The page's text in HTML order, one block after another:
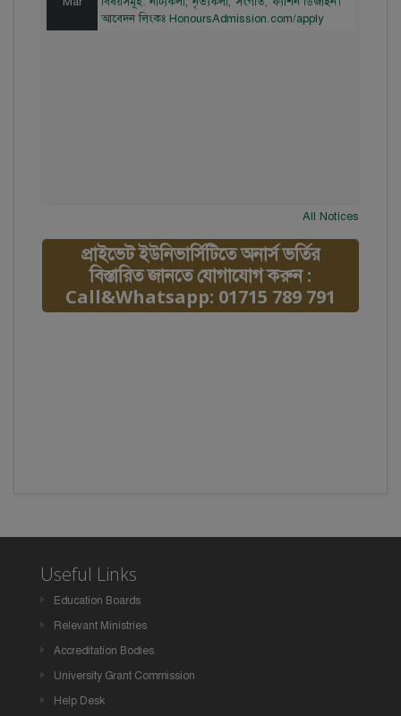
আবেদন লিংকঃ HonoursAdmission.com/apply
All Notices
প্রাইভেট ইউনিভার্সিটিতে অনার্স ভর্তির
বিস্তারিত জানতে যোগাযোগ করুন :
Call&Whatsapp: 01715 789 791
Useful Links
Education Boards
Relevant Ministries
Accreditation Bodies
University Grant Commission
Help Desk